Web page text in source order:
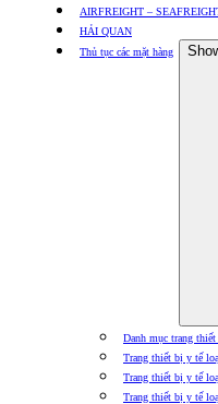
AIRFREIGHT –
HẢI QUAN
Thủ tục các mặt hàng
Danh mục trang
Trang thiết bị y tế
Trang thiết bị y tế
Trang thiết bị y tế